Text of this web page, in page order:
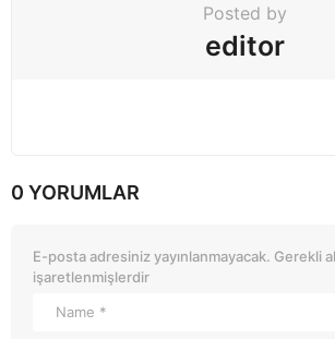
Posted by
editor
0 YORUMLAR
E-posta adresiniz yayınlanmayacak. Gerekli
işaretlenmişlerdir